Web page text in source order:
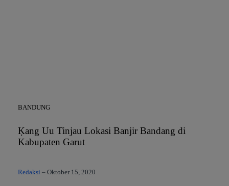
BANDUNG
Ķang Uu Tinjau Lokasi Banjir Bandang di
Kabupaten Garut
Redaksi – Oktober 15, 2020